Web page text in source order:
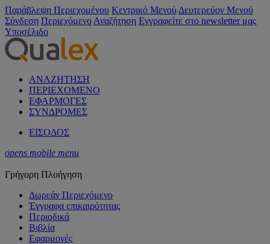
Παράβλεψη Περιεχομένου Κεντρικό Μενού Δευτερεύον Μενού
Σύνδεση Περιεχόμενο Αναζήτηση Εγγραφείτε στο newsletter μας
Υποσέλιδο
ΑΝΑΖΗΤΗΣΗ
ΠΕΡΙΕΧΟΜΕΝΟ
ΕΦΑΡΜΟΓΕΣ
ΣΥΝΔΡΟΜΕΣ
ΕΙΣΟΔΟΣ
opens mobile menu
Γρήγορη Πλοήγηση
Δωρεάν Περιεχόμενο
Έγγραφα επικαιρότητας
Περιοδικά
Βιβλία
Εφαρμογές